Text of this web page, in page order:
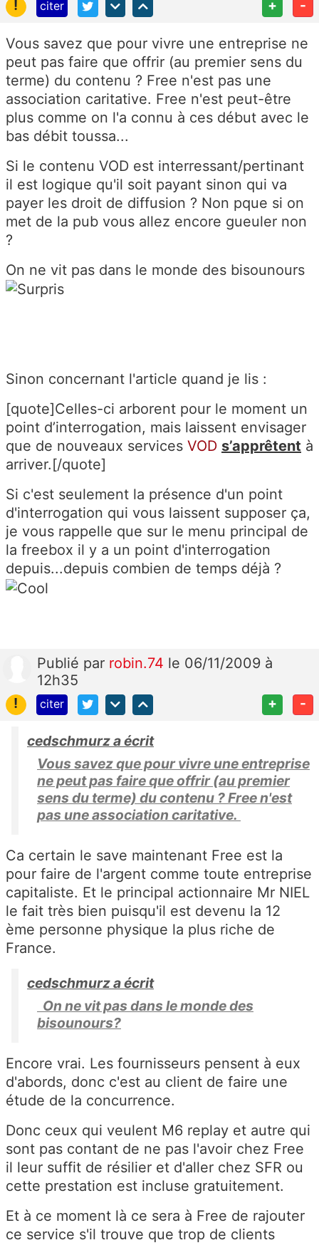
! citer + -
Vous savez que pour vivre une entreprise ne
peut pas faire que offrir (au premier sens du
terme) du contenu ? Free n'est pas une
association caritative. Free n'est peut-être
plus comme on l'a connu à ces début avec le
bas débit toussa...
Si le contenu VOD est interressant/pertinant
il est logique qu'il soit payant sinon qui va
payer les droit de diffusion ? Non pque si on
met de la pub vous allez encore gueuler non
?
On ne vit pas dans le monde des bisounours
Sinon concernant l'article quand je lis :
[quote]Celles-ci arborent pour le moment un
point d’interrogation, mais laissent envisager
que de nouveaux services VOD s’apprêtent à
arriver.[/quote]
Si c'est seulement la présence d'un point
d'interrogation qui vous laissent supposer ça,
je vous rappelle que sur le menu principal de
la freebox il y a un point d'interrogation
depuis...depuis combien de temps déjà ?
Publié par robin.74 le 06/11/2009 à
12h35
!
citer + -
cedschmurz a écrit
Vous savez que pour vivre une entreprise
ne peut pas faire que offrir (au premier
sens du terme) du contenu ? Free n'est
pas une association caritative.
Ca certain le save maintenant Free est la
pour faire de l'argent comme toute entreprise
capitaliste. Et le principal actionnaire Mr NIEL
le fait très bien puisqu'il est devenu la 12
ème personne physique la plus riche de
France.
cedschmurz a écrit
On ne vit pas dans le monde des
bisounours?
Encore vrai. Les fournisseurs pensent à eux
d'abords, donc c'est au client de faire une
étude de la concurrence.
Donc ceux qui veulent M6 replay et autre qui
sont pas contant de ne pas l'avoir chez Free
il leur suffit de résilier et d'aller chez SFR ou
cette prestation est incluse gratuitement.
Et à ce moment là ce sera à Free de rajouter
ce service s'il trouve que trop de clients